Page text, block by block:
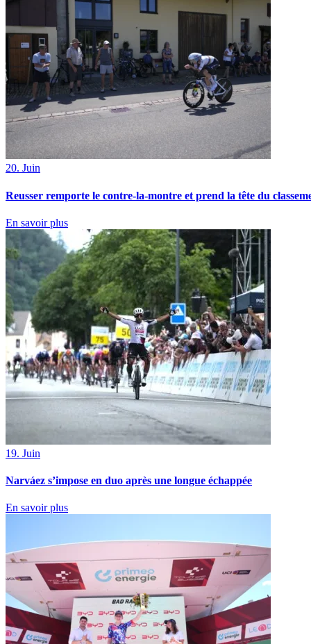
20. Juin
Reusser remporte le contre-la-montre et prend la tête du
En savoir plus
19. Juin
Narváez s’impose en duo après une longue échappée
En savoir plus